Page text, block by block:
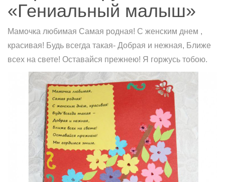
«Гениальный малыш»
Мамочка любимая Самая родная! С женским днем ,
красивая! Будь всегда такая- Добрая и нежная, Ближе
всех на свете! Оставайся прежнею! Я горжусь тобою.